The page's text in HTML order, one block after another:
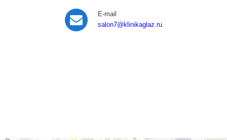
E-mail
salon7@klinikaglaz.ru